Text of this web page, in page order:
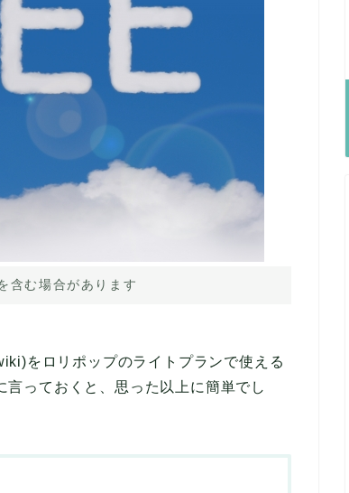
含む場合があります
をロリポップのライトプランで使える
っておくと、思った以上に簡単でし